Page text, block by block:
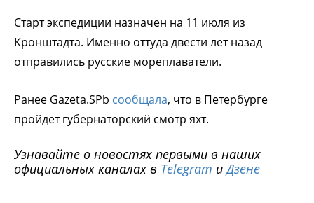
Старт экспедиции назначен на 11 июля из
Кронштадта. Именно оттуда двести лет назад
отправились русские мореплаватели.
Ранее Gazeta.SPb сообщала, что в Петербурге
пройдет губернаторский смотр яхт.
Узнавайте о новостях первыми в наших
официальных каналах в Telegram иДзене